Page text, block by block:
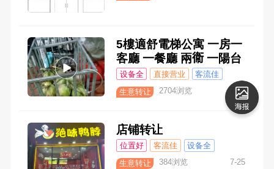
5樓適舒電梯公寓 一房一
客廳 一餐廳 兩𫟘 一陽台
超低價出售 三萬9千 美金
设备全 直接营业
客流佳
位置好
生意转让 2704浏览 7-28
店铺转让
位置好 客流佳
设备全
直接营业
生意转让 384浏览 7-25